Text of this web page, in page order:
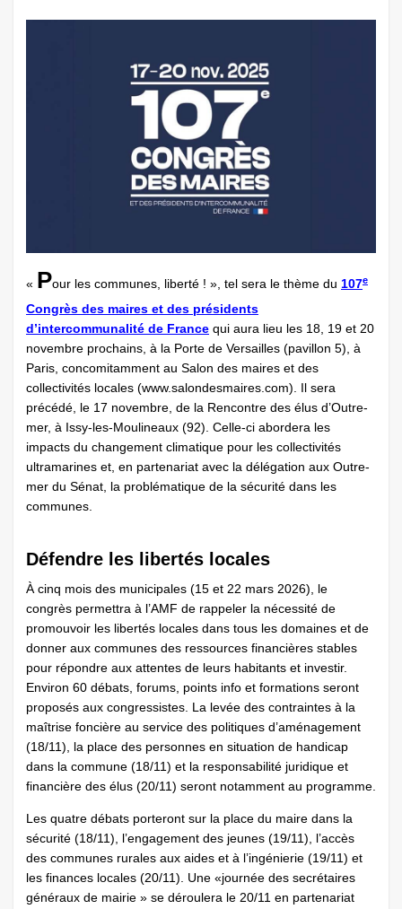
« Pour les communes, liberté ! », tel sera le thème du 107e
Congrès des maires et des présidents
d’intercommunalité de France qui aura lieu les 18, 19 et 20
novembre prochains, à la Porte de Versailles (pavillon 5), à
Paris, concomitamment au Salon des maires et des
collectivités locales (www.salondesmaires.com). Il sera
précédé, le 17 novembre, de la Rencontre des élus d’Outre-
mer, à Issy-les-Moulineaux (92). Celle-ci abordera les
impacts du changement climatique pour les collectivités
ultramarines et, en partenariat avec la délégation aux Outre-
mer du Sénat, la problématique de la sécurité dans les
communes.
Défendre les libertés locales
À cinq mois des municipales (15 et 22 mars 2026), le
congrès permettra à l’AMF de rappeler la nécessité de
promouvoir les libertés locales dans tous les domaines et de
donner aux communes des ressources financières stables
pour répondre aux attentes de leurs habitants et investir.
Environ 60 débats, forums, points info et formations seront
proposés aux congressistes. La levée des contraintes à la
maîtrise foncière au service des politiques d’aménagement
(18/11), la place des personnes en situation de handicap
dans la commune (18/11) et la responsabilité juridique et
financière des élus (20/11) seront notamment au programme.
Les quatre débats porteront sur la place du maire dans la
sécurité (18/11), l’engagement des jeunes (19/11), l’accès
des communes rurales aux aides et à l’ingénierie (19/11) et
les finances locales (20/11). Une «journée des secrétaires
généraux de mairie » se déroulera le 20/11 en partenariat